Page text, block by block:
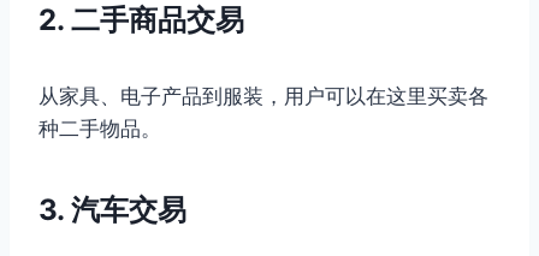
2. 二手商品交易
从家具、电子产品到服装，用户可以在这里买卖各
种二手物品。
3. 汽车交易